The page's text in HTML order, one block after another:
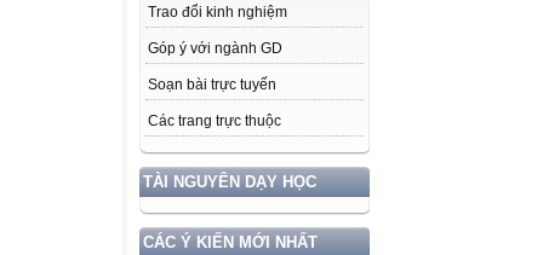
Trao đổi kinh nghiệm
Góp ý với ngành GD
Soạn bài trực tuyến
Các trang trực thuộc
TÀI NGUYÊN DẠY HỌC
CÁC Ý KIẾN MỚI NHẤT